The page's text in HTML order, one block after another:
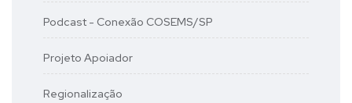
Podcast - Conexão COSEMS/SP
Projeto Apoiador
Regionalização